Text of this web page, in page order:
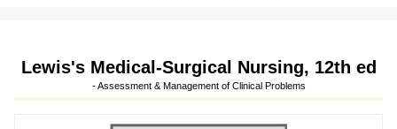
Lewis's Medical-Surgical Nursing, 12th ed
- Assessment & Management of Clinical Problems